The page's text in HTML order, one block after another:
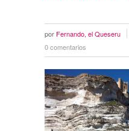
por Fernando, el Queseru
0 comentarios